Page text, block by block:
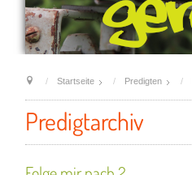
Startseite Predigten
Predigtarchiv